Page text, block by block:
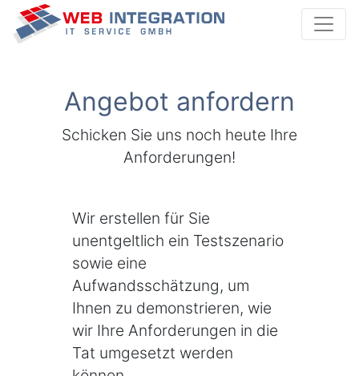
Webintegration
Angebot anfordern
Schicken Sie uns noch heute Ihre
Anforderungen!
Wir erstellen für Sie
unentgeltlich ein Testszenario
sowie eine
Aufwandsschätzung, um
Ihnen zu demonstrieren, wie
wir Ihre Anforderungen in die
Tat umgesetzt werden